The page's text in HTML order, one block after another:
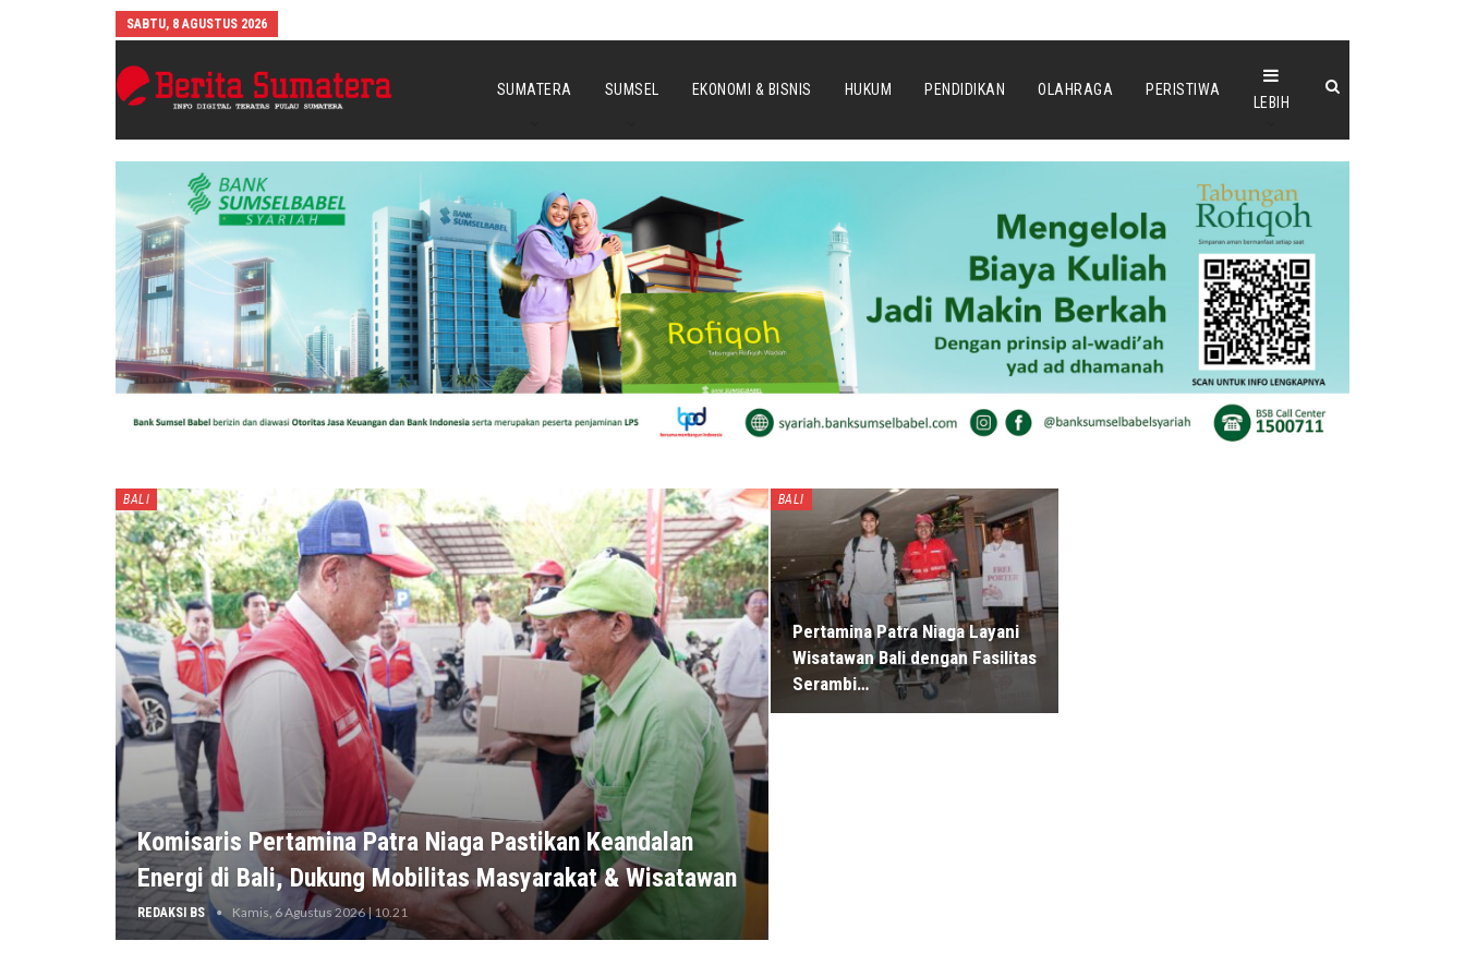
SABTU, 8 AGUSTUS 2026
SUMATERA SUMSEL EKONOMI & BISNIS HUKUM PENDIDIKAN OLAHRAGA PERISTIWA
LEBIH
BALI
Komisaris Pertamina Patra Niaga Pastikan Keandalan
Energi di Bali, Dukung Mobilitas Masyarakat & Wisatawan
REDAKSI BS Kamis, 6 Agustus 2026 | 10.21
BALI
Pertamina Patra Niaga Layani
Wisatawan Bali dengan Fasilitas
Serambi…